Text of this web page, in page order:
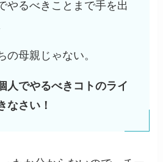
やるべきことまで手を出
の母親じゃない。
人でやるべきコトのライ
なさい！